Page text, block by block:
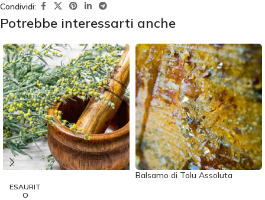
Condividi:
Potrebbe interessarti anche
ESAURIT
O
Balsamo di Tolu Assoluta